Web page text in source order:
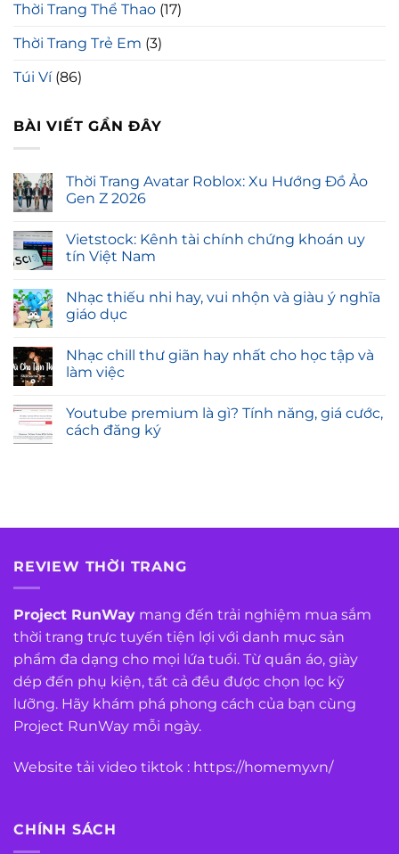
Thời Trang Thể Thao (17)
Thời Trang Trẻ Em (3)
Túi Ví(86)
BÀI VIẾT GẦN ĐÂY
Thời Trang Avatar Roblox: Xu Hướng Đồ Ảo
Gen Z 2026
Vietstock: Kênh tài chính chứng khoán uy
tín Việt Nam
Nhạc thiếu nhi hay, vui nhộn và giàu ý nghĩa
giáo dục
Nhạc chill thư giãn hay nhất cho học tập và
làm việc
Youtube premium là gì? Tính năng, giá cước,
cách đăng ký
REVIEW THỜI TRANG
Project RunWay mang đến trải nghiệm mua sắm
thời trang trực tuyến tiện lợi với danh mục sản
phẩm đa dạng cho mọi lứa tuổi. Từ quần áo, giày
dép đến phụ kiện, tất cả đều được chọn lọc kỹ
lưỡng. Hãy khám phá phong cách của bạn cùng
Project RunWay mỗi ngày.
Website tải video tiktok : https://homemy.vn/
CHÍNH SÁCH